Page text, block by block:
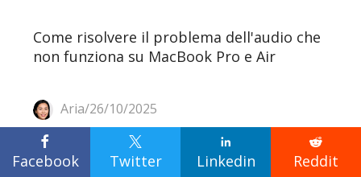

Facebook

Twitter

Linkedin

Reddit
Come risolvere il problema dell'audio che
non funziona su MacBook Pro e Air
Aria/26/10/2025
Downgrade da macOS Sonoma a Ventura